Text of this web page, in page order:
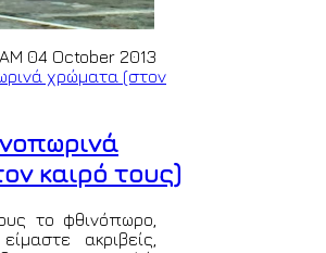
04 October 2013
καιρό τους)
το φθινόπωρο,
ακριβείς,